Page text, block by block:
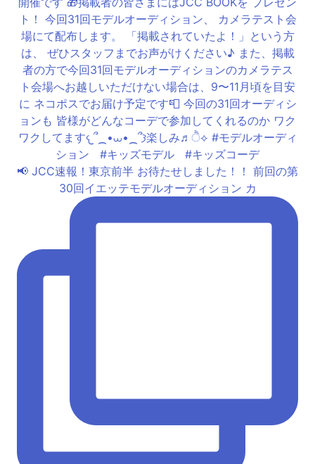
📢 JCC速報！東京前半 お待たせしました！！ 前回の第
30回イエッテモデルオーディション カ